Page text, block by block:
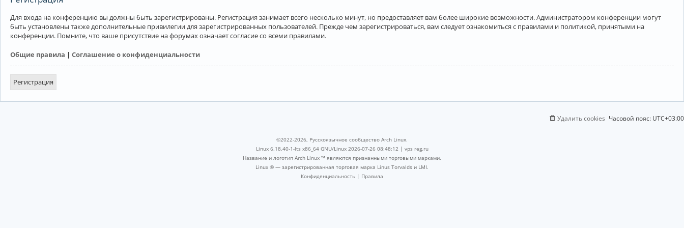
Для входа на конференцию вы должны быть зарегистрированы. Регистрация занимает всего несколько минут, но предоставляет вам более широкие возможности. Администратором конференции могут
быть установлены также дополнительные привилегии для зарегистрированных пользователей. Прежде чем зарегистрироваться, вам следует ознакомиться с правилами и политикой, принятыми на
конференции. Помните, что ваше присутствие на форумах означает согласие со всеми правилами.
Общие правила | Соглашение о конфиденциальности
Регистрация
Часовой пояс: UTC+03:00
Удалить cookies
©2022-2026, Русскоязычное сообщество Arch Linux.
Linux 6.18.40-1-lts x86_64 GNU/Linux 2026-07-26 08:48:12 | vps reg.ru
Название и логотип Arch Linux ™ являются признанными торговыми марками.
Linux ® — зарегистрированная торговая марка Linus Torvalds и LMI.
Конфиденциальность | Правила